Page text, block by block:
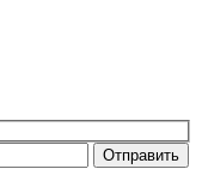
Отправить